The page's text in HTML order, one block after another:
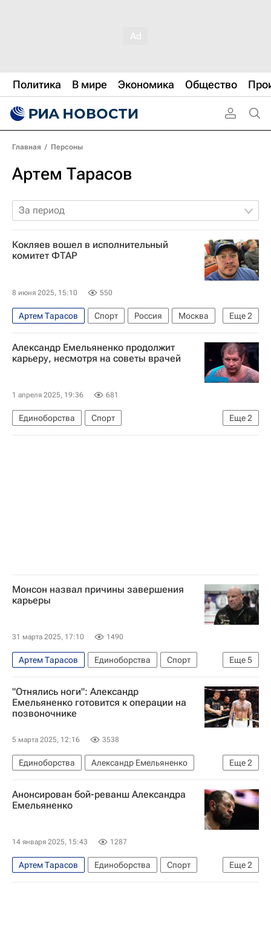
Политика В мире Экономика Общество
Главная / Персоны
Артем Тарасов
За период
Кокляев вошел в исполнительный
комитет ФТАР
8 июня 2025, 15:10 550
Еще2
Артем Тарасов Спорт Россия
Москва
Михаил Кокляев
Федерация тяжелой атлетики России (ФТАР)
Александр Емельяненко продолжит
карьеру, несмотря на советы врачей
1 апреля 2025, 19:36 681
Еще2
Единоборства
Спорт
Александр Емельяненко
Монсон назвал причины завершения
карьеры
31 марта 2025, 17:10 1490
Еще5
Артем Тарасов Единоборства
Спорт
Красногорск
Минск
Луганск
Джефф Монсон
Единая Россия
"Отнялись ноги": Александр
Емельяненко готовится к операции на
позвоночнике
5 марта 2025, 12:16 3538
Еще2
Единоборства
Александр Емельяненко
Спорт
ММА (Смешанные единоборства)
Анонсирован бой-реванш Александра
Емельяненко
14 января 2025, 15:43 1287
Еще2
Артем Тарасов Единоборства
Спорт
Александр Емельяненко